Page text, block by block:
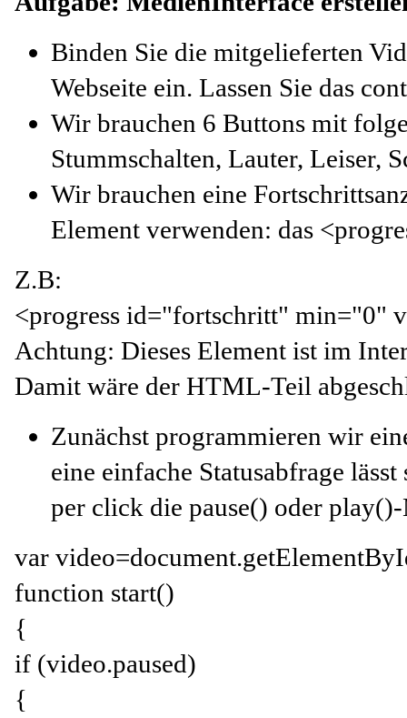
Binden Sie die mitgelieferten
Webseite ein. Lassen Sie das
Wir brauchen 6 Buttons mit
Stummschalten, Lauter, Leiser,
Wir brauchen eine
Element verwenden: das
Z.B:
<progress id="fortschritt" min="0"
Achtung: Dieses Element ist im
Damit wäre der HTML-Teil
Zunächst programmieren wir
eine einfache Statusabfrage
per click die pause() oder
var
function start()
{
if (video.paused)
{